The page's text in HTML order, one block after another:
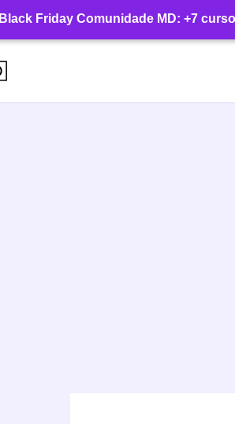
Black Friday Comunidade MD: +7